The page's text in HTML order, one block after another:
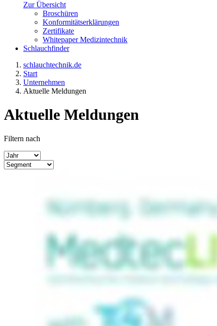
Zur Übersicht
Broschüren
Konformitätserklärungen
Zertifikate
Whitepaper Medizintechnik
Schlauchfinder
schlauchtechnik.de
Start
Unternehmen
Aktuelle Meldungen
Aktuelle Meldungen
Filtern nach